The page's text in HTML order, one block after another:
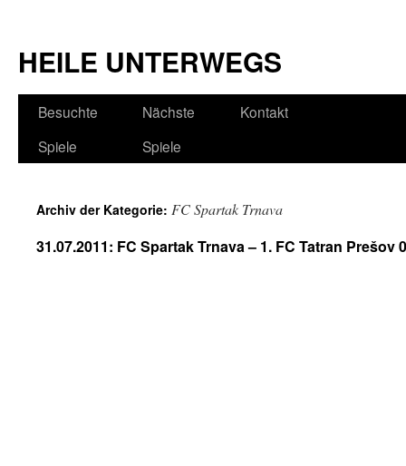
HEILE UNTERWEGS
Besuchte
Spiele
Nächste
Spiele
Kontakt
Archiv der Kategorie: FC Spartak Trnava
31.07.2011: FC Spartak Trnava – 1. FC Tatran Prešov